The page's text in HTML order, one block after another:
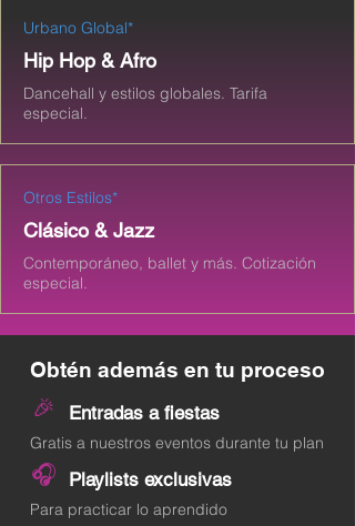
Urbano Global*
Hip Hop & Afro
Dancehall y estilos globales. Tarifa
especial.
Otros Estilos*
Clásico & Jazz
Contemporáneo, ballet y más. Cotización
especial.
Obtén además en tu proceso
🎉 Entradas a fiestas
Gratis a nuestros eventos durante tu plan
🎧 Playlists exclusivas
Para practicar lo aprendido